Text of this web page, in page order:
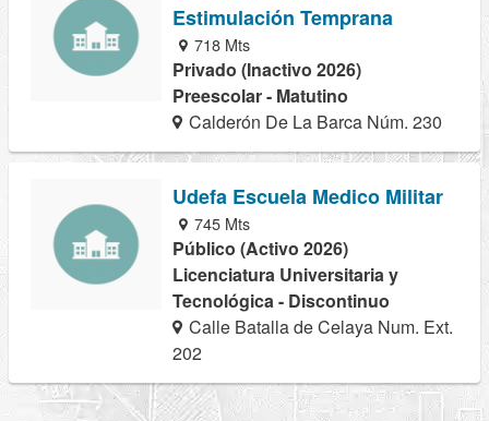
Estimulación Temprana
718 Mts
Privado (Inactivo 2026)
Preescolar - Matutino
Calderón De La Barca Núm. 230
Udefa Escuela Medico Militar
745 Mts
Público (Activo 2026)
Licenciatura Universitaria y
Tecnológica - Discontinuo
Calle Batalla de Celaya Num. Ext.
202